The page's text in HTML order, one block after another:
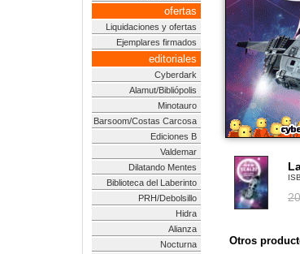
ofertas
Liquidaciones y ofertas
Ejemplares firmados
editoriales
Cyberdark
Alamut/Bibliópolis
Minotauro
Barsoom/Costas Carcosa
Ediciones B
Valdemar
Dilatando Mentes
Biblioteca del Laberinto
PRH/Debolsillo
Hidra
Alianza
Nocturna
Otros